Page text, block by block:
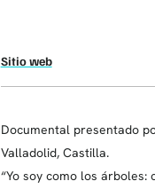
Sitio web
Documental presentado
Valladolid, Castilla.
“Yo soy como los